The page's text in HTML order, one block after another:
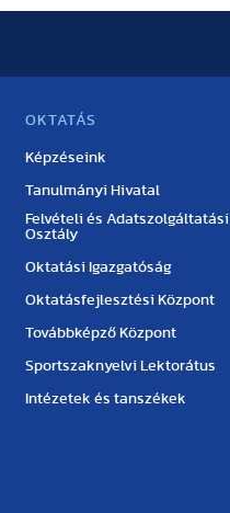
OKTATÁS
Képzéseink
Tanulmányi Hivatal
Felvételi és Adatszolgáltatási
Osztály
Oktatási Igazgatóság
Oktatásfejlesztési Központ
Továbbképző Központ
Sportszaknyelvi Lektorátus
Intézetek és tanszékek